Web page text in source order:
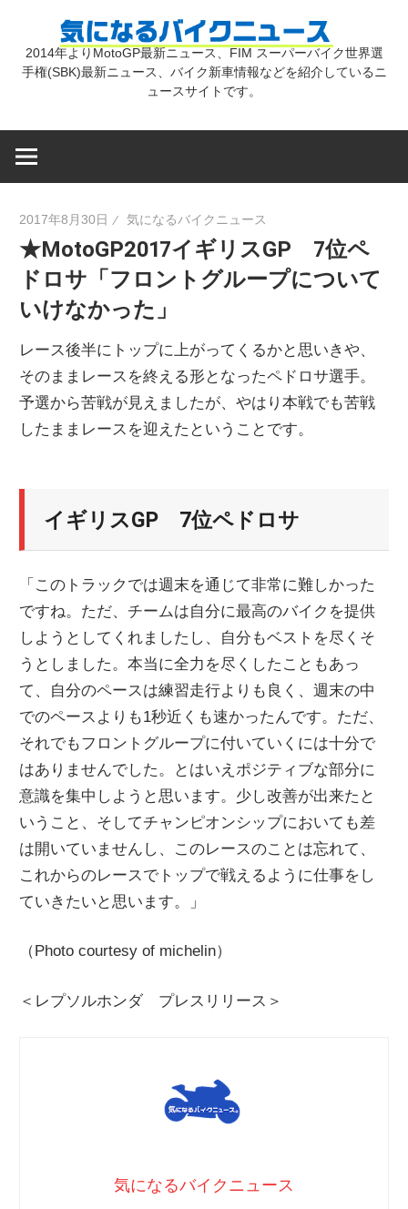
気
バ
ク
ー
ス
2014年よりMotoGP最新ニュース、FIM スーパーバイク世界選
手権(SBK)最新ニュース、バイク新車情報などを紹介しているニ
ュースサイトです。
2017年8月30日 気になるバイクニュース
★MotoGP2017イギリスGP 7位ペ
ドロサ「フロントグループについて
いけなかった」
レース後半にトップに上がってくるかと思いきや、
そのままレースを終える形となったペドロサ選手。
予選から苦戦が見えましたが、やはり本戦でも苦戦
したままレースを迎えたということです。
イギリスGP 7位ペドロサ
「このトラックでは週末を通じて非常に難しかった
ですね。ただ、チームは自分に最高のバイクを提供
しようとしてくれましたし、自分もベストを尽くそ
うとしました。本当に全力を尽くしたこともあっ
て、自分のペースは練習走行よりも良く、週末の中
でのペースよりも1秒近くも速かったんです。ただ、
それでもフロントグループに付いていくには十分で
はありませんでした。とはいえポジティブな部分に
意識を集中しようと思います。少し改善が出来たと
いうこと、そしてチャンピオンシップにおいても差
は開いていませんし、このレースのことは忘れて、
これからのレースでトップで戦えるように仕事をし
ていきたいと思います。」
（Photo courtesy of michelin）
＜レプソルホンダ プレスリリース＞
気になるバイクニュース